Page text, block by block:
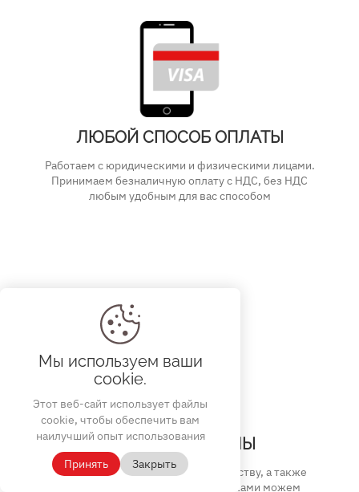
ЛЮБОЙ СПОСОБ ОПЛАТЫ
Работаем с юридическими и физическими лицами.
Принимаем безналичную оплату с НДС, без НДС
любым удобным для вас способом
ДОСТУПНЫЕ ЦЕНЫ
Благодаря собственному производству, а также
сотрудничеству с другими фабриками можем
Мы используем ваши
cookie.
Этот веб-сайт использует файлы
cookie, чтобы обеспечить вам
наилучший опыт использования
Принять
Закрыть